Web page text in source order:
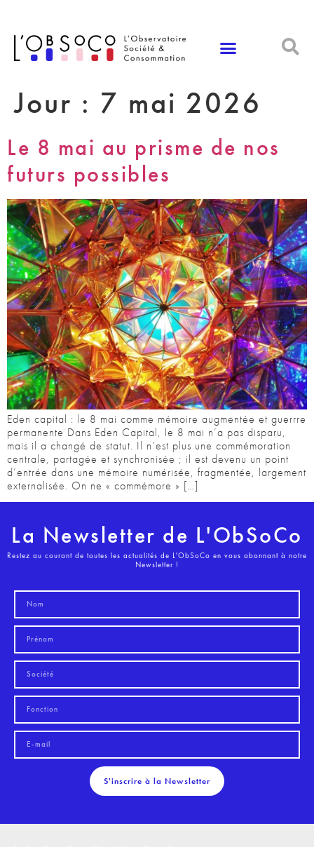
Jour : 7 mai 2026
Le 8 mai au prisme de nos
futurs possibles
Eden capital : le 8 mai comme mémoire augmentée et guerrre
permanente Dans Eden Capital, le 8 mai n’a pas disparu,
mais il a changé de statut. Il n’est plus une commémoration
centrale, partagée et synchronisée ; il est devenu un point
d’entrée dans une mémoire numérisée, fragmentée, largement
externalisée. On ne « commémore » […]
La Newsletter de L'ObSoCo
Restez au courant de toutes les actualités de L'ObSoCo en vous abonnant à notre
Newsletter !
S'inscrire à la Newsletter